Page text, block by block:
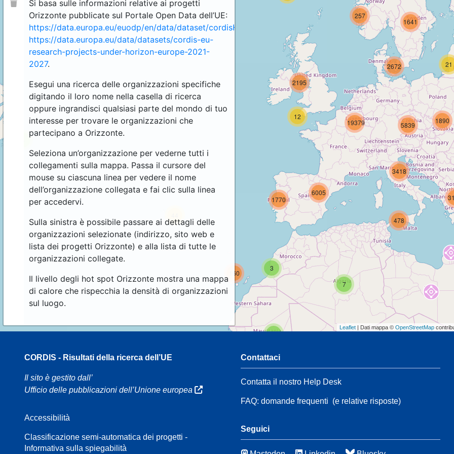
Si basa sulle informazioni relative ai progetti
Orizzonte pubblicate sul Portale Open Data dell’UE:
https://data.europa.eu/euodp/en/data/dataset/cordisH2020projects
https://data.europa.eu/data/datasets/cordis-eu-
research-projects-under-horizon-europe-2021-
2027.
Esegui una ricerca delle organizzazioni specifiche
digitando il loro nome nella casella di ricerca
oppure ingrandisci qualsiasi parte del mondo di tuo
interesse per trovare le organizzazioni che
partecipano a Orizzonte.
Seleziona un’organizzazione per vederne tutti i
collegamenti sulla mappa. Passa il cursore del
mouse su ciascuna linea per vedere il nome
dell’organizzazione collegata e fai clic sulla linea
per accedervi.
Sulla sinistra è possibile passare ai dettagli delle
organizzazioni selezionate (indirizzo, sito web e
lista dei progetti Orizzonte) e alla lista di tutte le
organizzazioni collegate.
Il livello degli hot spot Orizzonte mostra una mappa
di calore che rispecchia la densità di organizzazioni
sul luogo.
2
111
7
3
160
12
2195
21
257
1641
1890
3418
2672
5839
478
1770
19379
6005
Leaflet | Dati mappa © OpenStreetMap
CORDIS - Risultati della ricerca dell’UE
Il sito è gestito dall’
Ufficio delle pubblicazioni dell’Unione europea
Accessibilità
Classificazione semi-automatica dei progetti -
Informativa sulla spiegabilità
Contattaci
Contatta il nostro Help Desk
FAQ: domande frequenti (e relative risposte)
Seguici